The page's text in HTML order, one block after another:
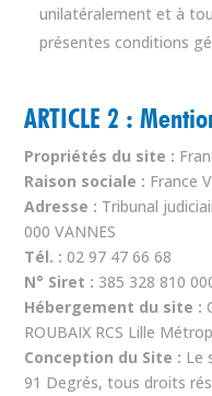
unilatéralement et à
présentes conditions
ARTICLE 2 :
Propriétés du site :
Raison sociale : France
Adresse : Tribunal
000 VANNES
Tél. : 02 97 47 66 68
N° Siret : 385 328 810
Hébergement du site :
ROUBAIX RCS Lille
Conception du Site : Le
91 Degrés, tous droits